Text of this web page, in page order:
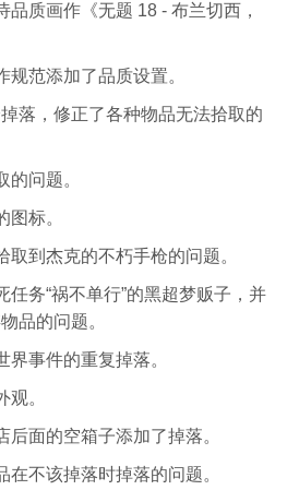
质画作《无题 18 - 布兰切西，
范添加了品质设置。
落，修正了各种物品无法拾取的
问题。
标。
到杰克的不朽手枪的问题。
任务“祸不单行”的黑超梦贩子，并
品的问题。
事件的重复掉落。
。
面的空箱子添加了掉落。
不该掉落时掉落的问题。